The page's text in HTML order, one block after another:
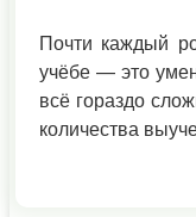
Почти каждый
учёбе — это
всё гораздо
количества